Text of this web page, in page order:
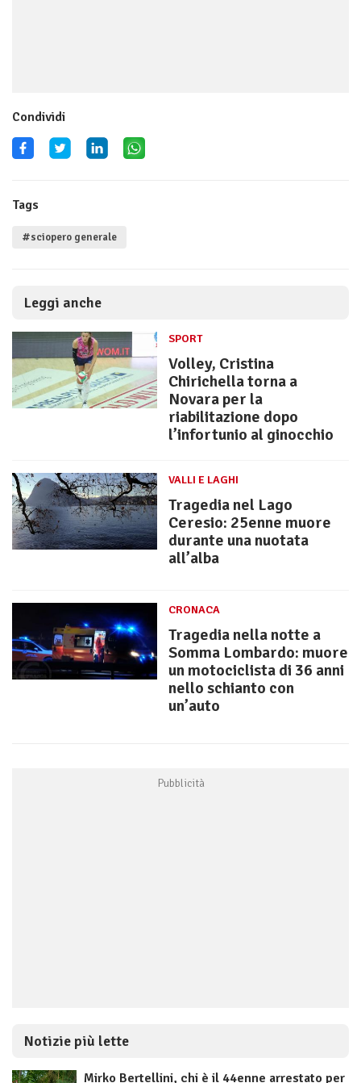
Condividi
Tags
#sciopero generale
Leggi anche
SPORT
Volley, Cristina
Chirichella torna a
Novara per la
riabilitazione dopo
l’infortunio al ginocchio
VALLI E LAGHI
Tragedia nel Lago
Ceresio: 25enne muore
durante una nuotata
all’alba
CRONACA
Tragedia nella notte a
Somma Lombardo: muore
un motociclista di 36 anni
nello schianto con
un’auto
Notizie più lette
Mirko Bertellini, chi è il 44enne arrestato per